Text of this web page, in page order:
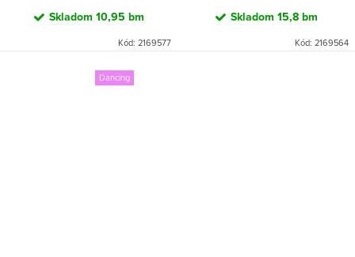
Skladom 10,95 bm
Kód: 2169577
Skladom 15,8 bm
Kód: 2169564
Dancing